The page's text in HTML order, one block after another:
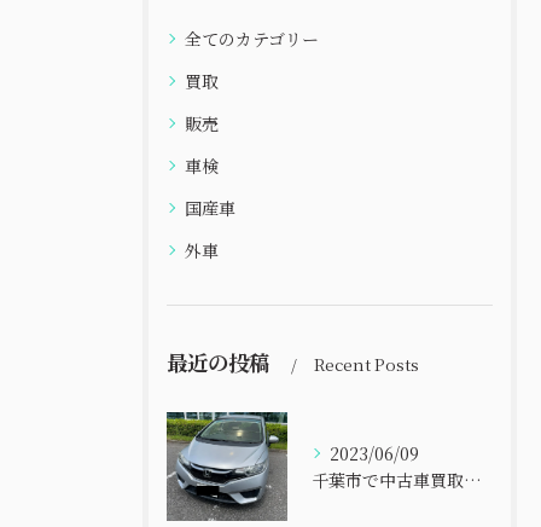
全てのカテゴリー
買取
販売
車検
国産車
外車
最近の投稿 Recent Posts
2023/06/09
千葉市で中古車買取査定ならお任せ下さい